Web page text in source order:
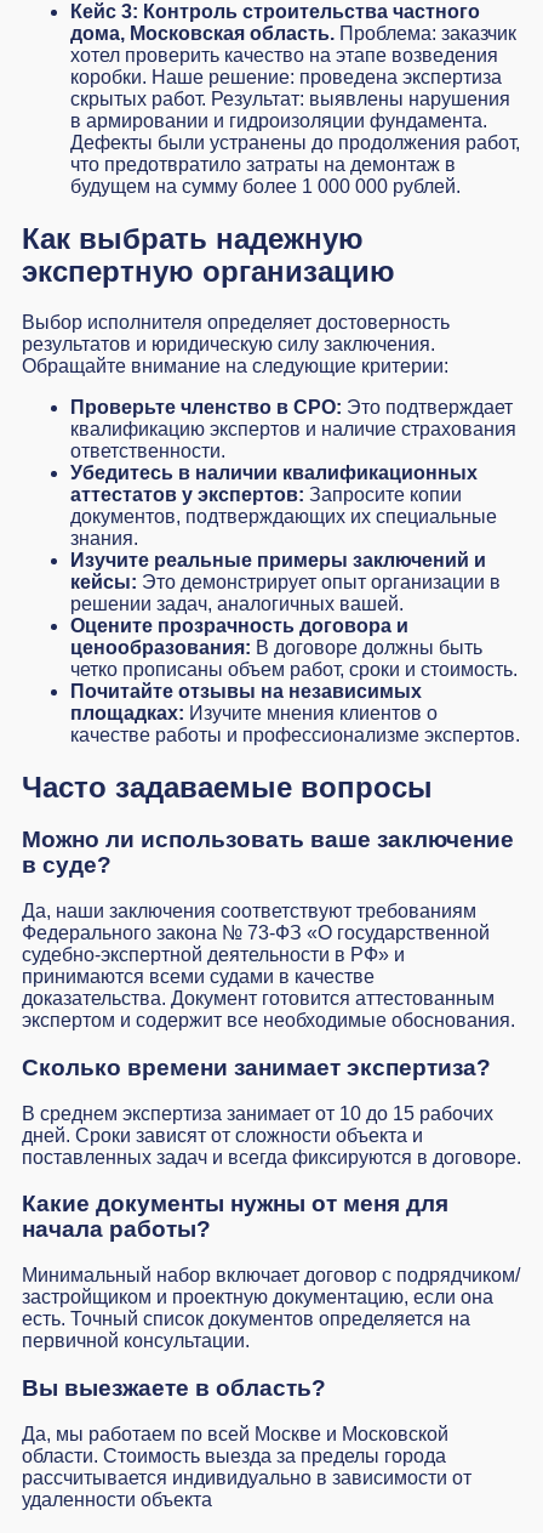
Кейс 3: Контроль строительства частного
дома, Московская область.Проблема: заказчик
хотел проверить качество на этапе возведения
коробки. Наше решение: проведена экспертиза
скрытых работ. Результат: выявлены нарушения
в армировании и гидроизоляции фундамента.
Дефекты были устранены до продолжения работ,
что предотвратило затраты на демонтаж в
будущем на сумму более 1 000 000 рублей.
Как выбрать надежную
экспертную организацию
Выбор исполнителя определяет достоверность
результатов и юридическую силу заключения.
Обращайте внимание на следующие критерии:
Проверьте членство в СРО: Это подтверждает
квалификацию экспертов и наличие страхования
ответственности.
Убедитесь в наличии квалификационных
аттестатов у экспертов: Запросите копии
документов, подтверждающих их специальные
знания.
Изучите реальные примеры заключений и
кейсы: Это демонстрирует опыт организации в
решении задач, аналогичных вашей.
Оцените прозрачность договора и
ценообразования: В договоре должны быть
четко прописаны объем работ, сроки и стоимость.
Почитайте отзывы на независимых
площадках: Изучите мнения клиентов о
качестве работы и профессионализме экспертов.
Часто задаваемые вопросы
Можно ли использовать ваше заключение
в суде?
Да, наши заключения соответствуют требованиям
Федерального закона № 73-ФЗ «О государственной
судебно-экспертной деятельности в РФ» и
принимаются всеми судами в качестве
доказательства. Документ готовится аттестованным
экспертом и содержит все необходимые обоснования.
Сколько времени занимает экспертиза?
В среднем экспертиза занимает от 10 до 15 рабочих
дней. Сроки зависят от сложности объекта и
поставленных задач и всегда фиксируются в договоре.
Какие документы нужны от меня для
начала работы?
Минимальный набор включает договор с подрядчиком/
застройщиком и проектную документацию, если она
есть. Точный список документов определяется на
первичной консультации.
Вы выезжаете в область?
Да, мы работаем по всей Москве и Московской
области. Стоимость выезда за пределы города
рассчитывается индивидуально в зависимости от
удаленности объекта